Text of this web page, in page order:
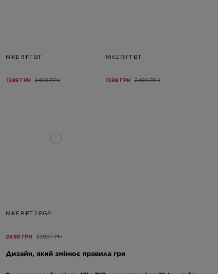
NIKE RIFT BT
1599 ГРН 2499 ГРН
NIKE RIFT BT
1599 ГРН 2499 ГРН
NIKE RIFT 2 BGP
2499 ГРН 3999 ГРН
Дизайн, який змінює правила гри